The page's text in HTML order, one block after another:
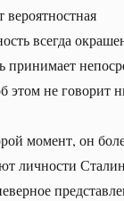
всегда
принимает
этом не говорит
момент, он
личности